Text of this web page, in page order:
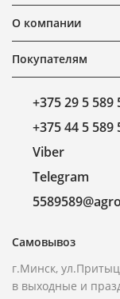
О компании
Покупателям
+375 29 5 589
+375 44 5 589
Viber
Telegram
Самовывоз
г.Минск,
в выходные и